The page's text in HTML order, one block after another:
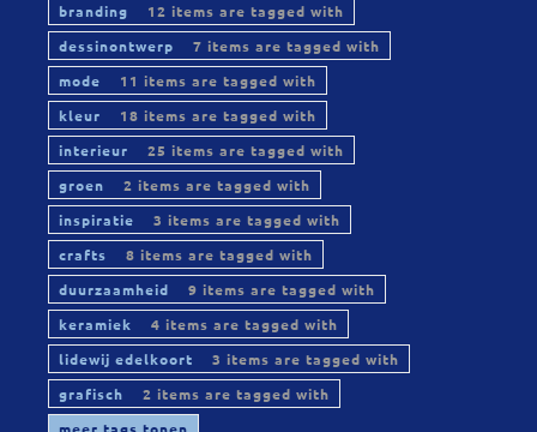
branding
12 items are tagged with
dessinontwerp
7 items are tagged with
mode
11 items are tagged with
kleur
18 items are tagged with
interieur
25 items are tagged with
groen
2 items are tagged with
inspiratie
3 items are tagged with
crafts
8 items are tagged with
duurzaamheid
9 items are tagged with
keramiek
4 items are tagged with
lidewij edelkoort
3 items are tagged with
grafisch
2 items are tagged with